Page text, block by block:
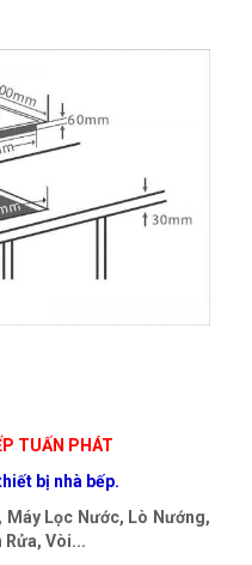
TUẤN PHÁT
bị nhà bếp.
Máy Lọc Nước, Lò Nướng,
Rửa, Vòi...